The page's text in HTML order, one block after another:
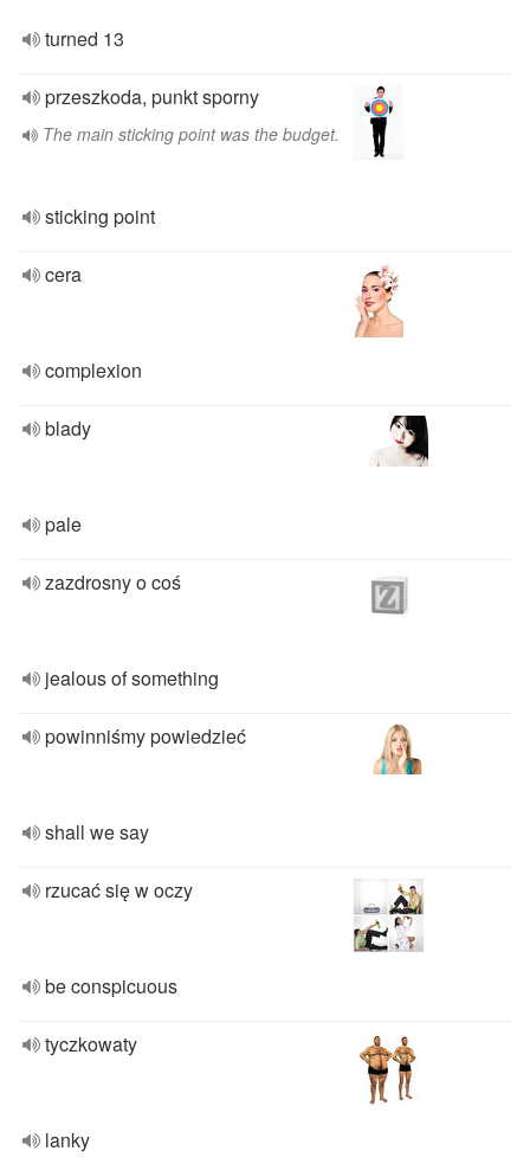
turned 13
przeszkoda, punkt sporny
The main sticking point was the budget.
sticking point
cera
complexion
blady
pale
zazdrosny o coś
jealous of something
powinniśmy powiedzieć
shall we say
rzucać się w oczy
be conspicuous
tyczkowaty
lanky